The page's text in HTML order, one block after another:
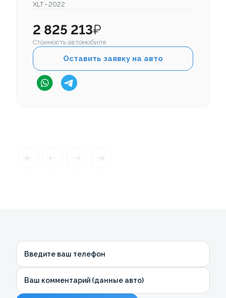
XLT • 2022
2 825 213₽
Стоимость автомобиля
Оставить заявку на авто
Введите ваш телефон
Ваш комментарий (данные авто)